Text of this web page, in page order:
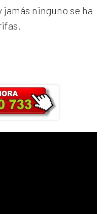
ninguno se ha